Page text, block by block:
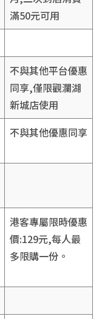
滿50元可用
不與其他平台優惠
同享,僅限觀瀾湖
新城店使用
不與其他優惠同享
港客專屬限時優惠
價:129元,每人最
多限購一份。